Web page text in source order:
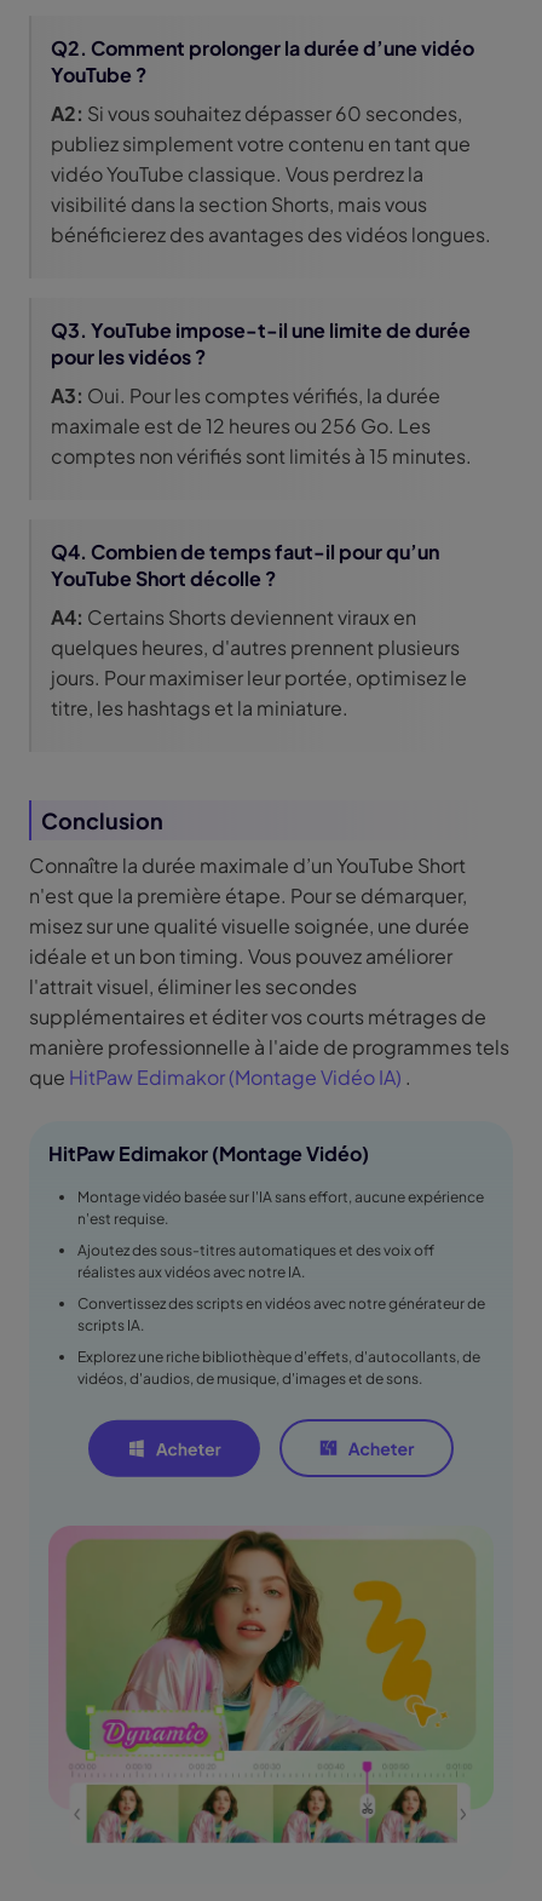
Q2. Comment prolonger la durée d’une vidéo
YouTube ?
A2: Si vous souhaitez dépasser 60 secondes,
publiez simplement votre contenu en tant que
vidéo YouTube classique. Vous perdrez la
visibilité dans la section Shorts, mais vous
bénéficierez des avantages des vidéos longues.
Q3. YouTube impose-t-il une limite de durée
pour les vidéos ?
A3: Oui. Pour les comptes vérifiés, la durée
maximale est de 12 heures ou 256 Go. Les
comptes non vérifiés sont limités à 15 minutes.
Q4. Combien de temps faut-il pour qu’un
YouTube Short décolle ?
A4: Certains Shorts deviennent viraux en
quelques heures, d'autres prennent plusieurs
jours. Pour maximiser leur portée, optimisez le
titre, les hashtags et la miniature.
Conclusion
Connaître la durée maximale d’un YouTube Short
n'est que la première étape. Pour se démarquer,
misez sur une qualité visuelle soignée, une durée
idéale et un bon timing. Vous pouvez améliorer
l'attrait visuel, éliminer les secondes
supplémentaires et éditer vos courts métrages de
manière professionnelle à l'aide de programmes tels
que HitPaw Edimakor (Montage Vidéo IA) .
HitPaw Edimakor (Montage Vidéo)
Montage vidéo basée sur l'IA sans effort, aucune expérience
n'est requise.
Ajoutez des sous-titres automatiques et des voix off
réalistes aux vidéos avec notre IA.
Convertissez des scripts en vidéos avec notre générateur de
scripts IA.
Explorez une riche bibliothèque d'effets, d'autocollants, de
vidéos, d'audios, de musique, d'images et de sons.